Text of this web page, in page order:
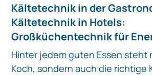
Kältetechnik in der
Kältetechnik in Hotels:
Großküchentechnik für
Hinter jedem guten Essen steht
Koch, sondern auch die richtige